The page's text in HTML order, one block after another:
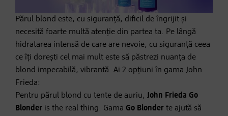
Părul blond este, cu siguranță, dificil de îngrijit și
necesită foarte multă atenție din partea ta. Pe lângă
hidratarea intensă de care are nevoie, cu siguranță ceea
ce îți dorești cel mai mult este să păstrezi nuanța de
blond impecabilă, vibrantă. Ai 2 opțiuni în gama John
Frieda:
Pentru părul blond cu tente de auriu, John Frieda Go
Blonder is the real thing. Gama Go Blonder te ajută să